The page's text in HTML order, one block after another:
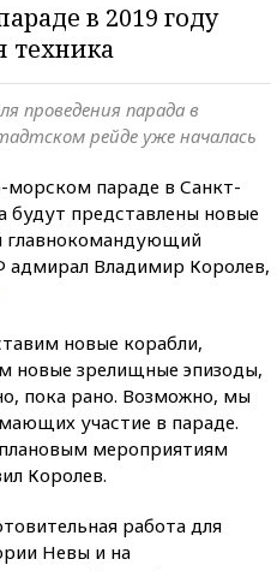
в 2019 году
техника
проведения парада в
рейде уже началась
морском параде в Санкт-
будут представлены новые
главнокомандующий
Владимир Королев,
новые корабли,
новые зрелищные эпизоды,
пока рано. Возможно, мы
участие в параде.
мероприятиям
Королев.
работа для
Невы и на